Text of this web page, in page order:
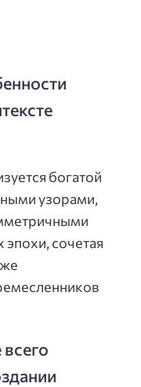
богатой
узорами,
сочетая